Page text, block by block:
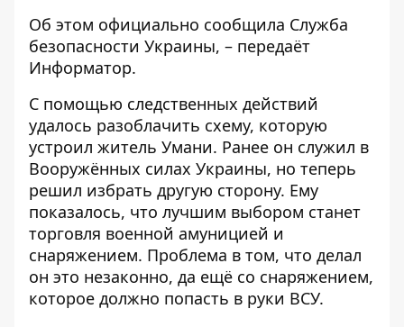
Об этом официально сообщила Служба
безопасности Украины, – передаёт
Информатор.
С помощью следственных действий
удалось разоблачить схему, которую
устроил житель Умани. Ранее он служил в
Вооружённых силах Украины, но теперь
решил избрать другую сторону. Ему
показалось, что лучшим выбором станет
торговля военной амуницией и
снаряжением. Проблема в том, что делал
он это незаконно, да ещё со снаряжением,
которое должно попасть в руки ВСУ.